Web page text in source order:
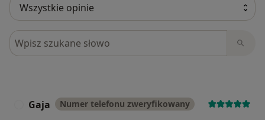
Szukaj w opiniach
Gaja Numer telefonu zweryfikowany